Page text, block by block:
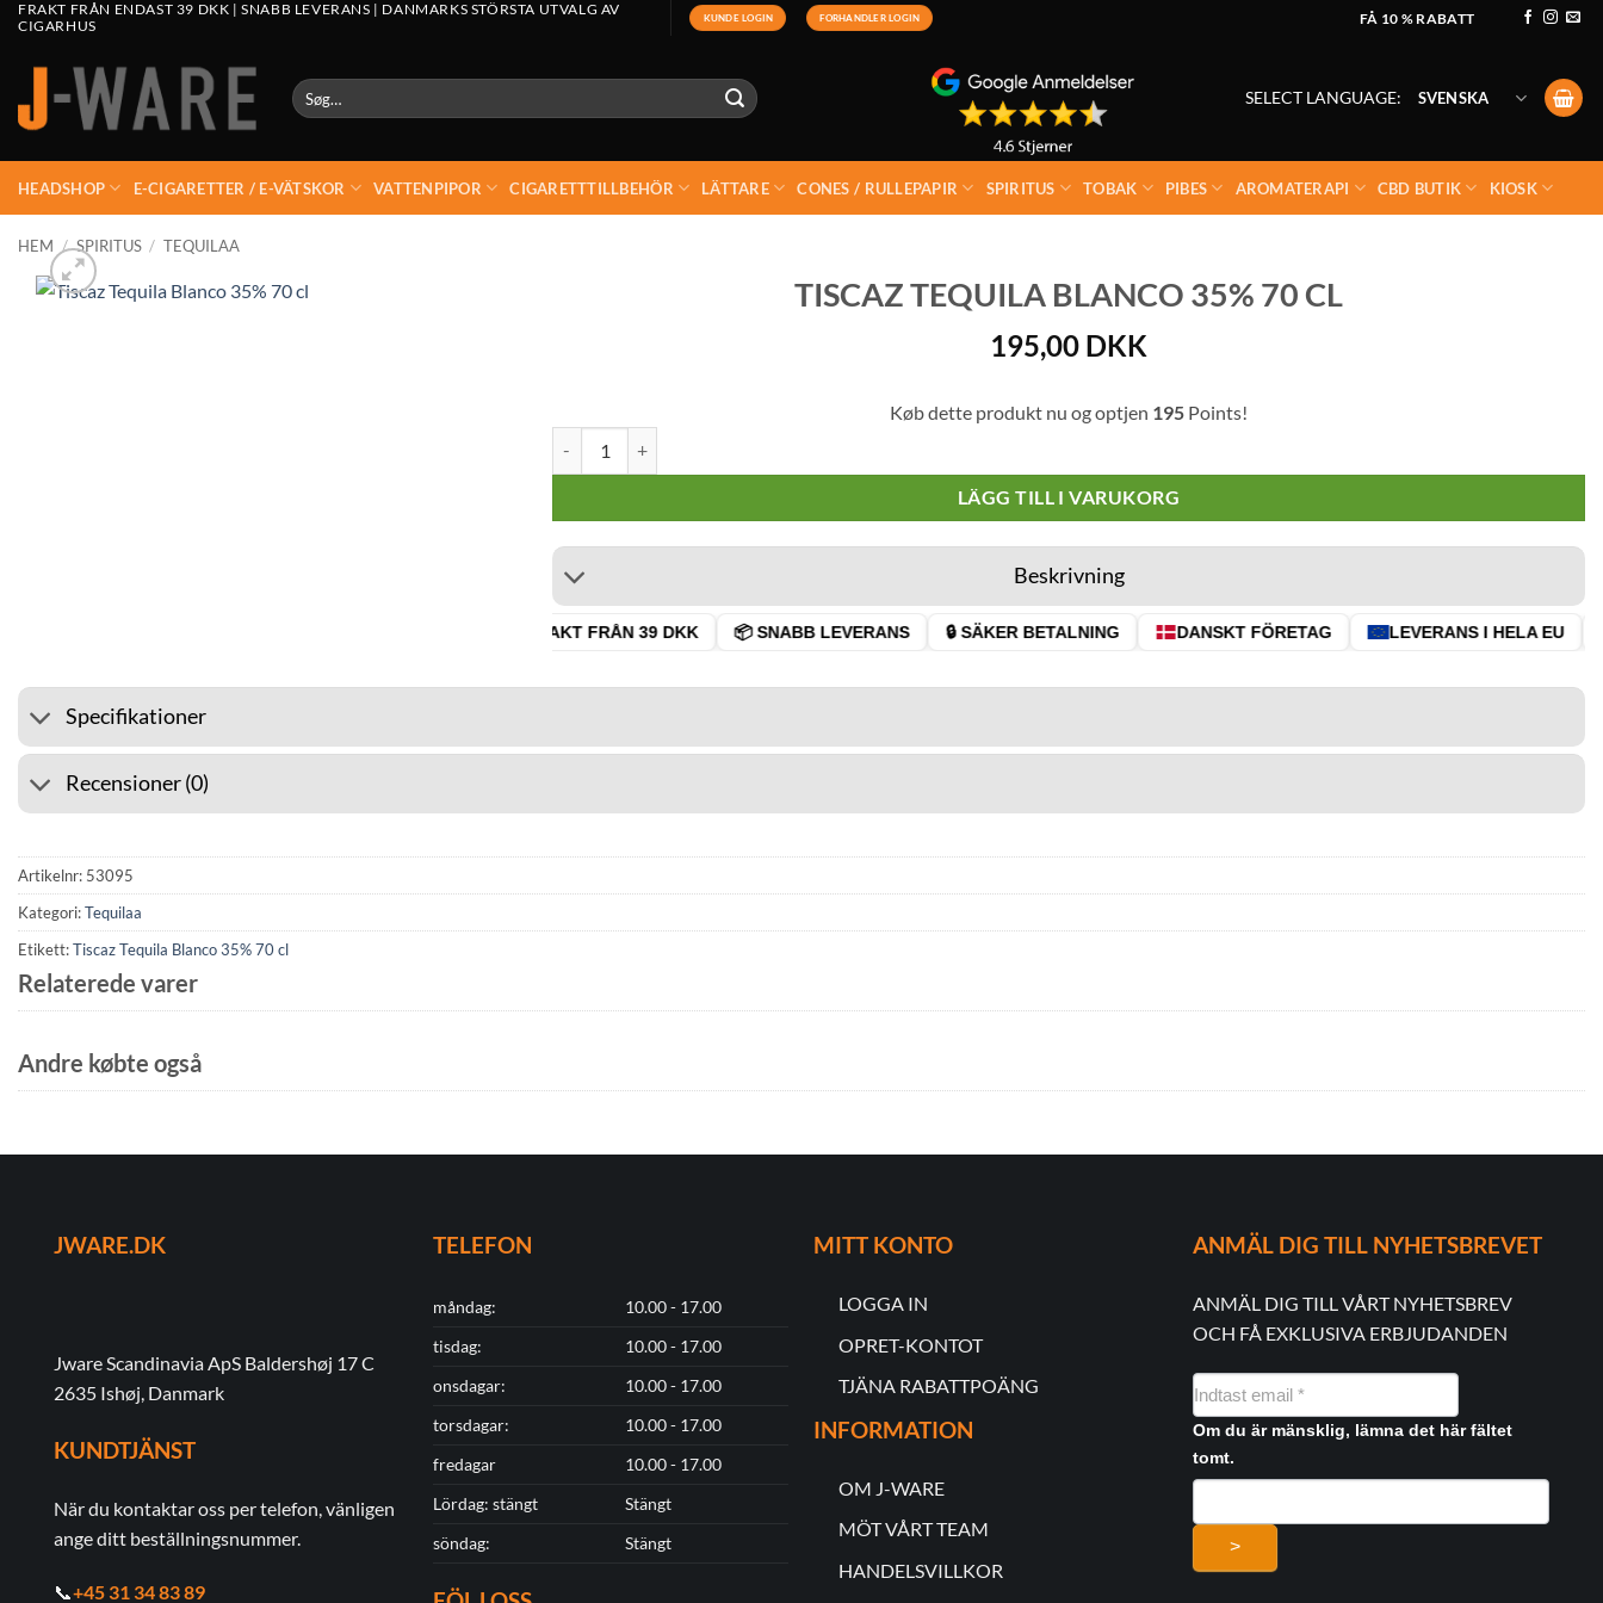
FRAKT FRÅN ENDAST 39 DKK | SNABB LEVERANS | DANMARKS STÖRSTA UTVALG AV
CIGARHUS
KUNDE LOGIN FORHANDLER LOGIN FÅ 10 % RABATT
Søg
efter:
SELECT LANGUAGE: SVENSKA
HEADSHOP E-CIGARETTER / E-VÄTSKOR VATTENPIPOR CIGARETTTILLBEHÖR LÄTTARE CONES / RULLEPAPIR SPIRITUS TOBAK PIBES AROMATERAPI CBD BUTIK KIOSK
HEM / SPIRITUS / TEQUILAA
TISCAZ TEQUILA BLANCO 35% 70 CL
195,00 DKK
Køb dette produkt nu og optjen 195 Points!
LÄGG TILL I VARUKORG
Beskrivning
🚚 FRAKT FRÅN 39 DKK 📦 SNABB LEVERANS 🔒 SÄKER BETALNING DANSKT FÖRETAG LEVERANS I HELA EU
Specifikationer
Recensioner (0)
Artikelnr: 53095
Kategori:Tequilaa
Etikett:Tiscaz Tequila Blanco 35% 70 cl
Relaterede varer
Andre købte også
JWARE.DK
Jware Scandinavia ApS Baldershøj 17 C
2635 Ishøj, Danmark
KUNDTJÄNST
När du kontaktar oss per telefon, vänligen
ange ditt beställningsnummer.
📞+45 31 34 83 89
TELEFON
måndag:
10.00 - 17.00
tisdag:
10.00 - 17.00
onsdagar:
10.00 - 17.00
torsdagar:
10.00 - 17.00
fredagar
10.00 - 17.00
Lördag: stängt
Stängt
söndag:
Stängt
MITT KONTO
LOGGA IN
OPRET-KONTOT
TJÄNA RABATTPOÄNG
INFORMATION
OM J-WARE
MÖT VÅRT TEAM
HANDELSVILLKOR
ANMÄL DIG TILL NYHETSBREVET
ANMÄL DIG TILL VÅRT NYHETSBREV
OCH FÅ EXKLUSIVA ERBJUDANDEN
NYHEDSMAIL
FORMULAR
Om du är mänsklig, lämna det här fältet
tomt.
>